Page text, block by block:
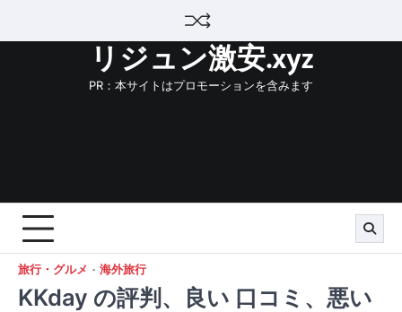
リジュン激安.xyz
PR：本サイトはプロモーションを含みます
旅行・グルメ 海外旅行
KKday の評判、良い 口コミ、悪い